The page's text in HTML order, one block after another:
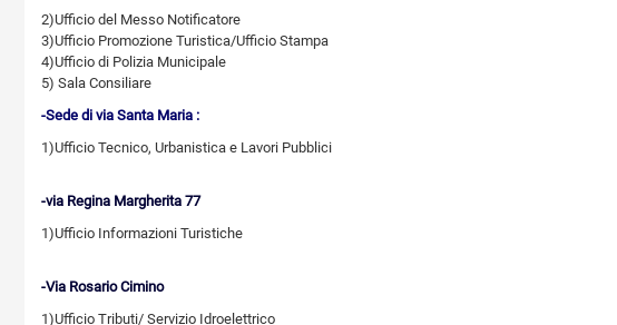
2)Ufficio del Messo Notificatore
3)Ufficio Promozione Turistica/Ufficio Stampa
4)Ufficio di Polizia Municipale
5) Sala Consiliare
-Sede di via Santa Maria :
1)Ufficio Tecnico, Urbanistica e Lavori Pubblici
-via Regina Margherita 77
1)Ufficio Informazioni Turistiche
-Via Rosario Cimino
1)Ufficio Tributi/ Servizio Idroelettrico